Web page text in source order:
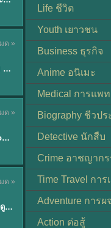
ด »
Our Sticky Love รักติดหนึบ (2026) พากย์ไทย ซับไทย EP.1-12
ด »
มังกรหยก ภาคมารบูรพาและพิษประจิม Duel on Mount Hua พากย์ไทย
ด »
Paradise Season 2 (2026) พากย์ไทย EP1-8 ดูซีรี่ย์ฝรั่ง HD ครบทุกตอน
Life ชีวิต
Youth เยาวชน
Business ธุรกิจ
Anime อนิเมะ
Medical การแพ
Biography ชีวปร
Detective นักสืบ
Crime อาชญาก
Time Travel กา
Adventure การ
Action ต่อสู้